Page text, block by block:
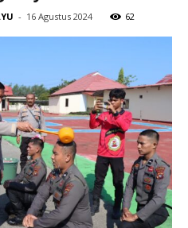
- 16 Agustus 2024 62